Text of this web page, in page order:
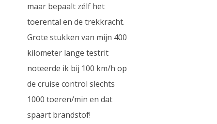
maar bepaalt zélf het
toerental en de trekkracht.
Grote stukken van mijn 400
kilometer lange testrit
noteerde ik bij 100 km/h op
de cruise control slechts
1000 toeren/min en dat
spaart brandstof!